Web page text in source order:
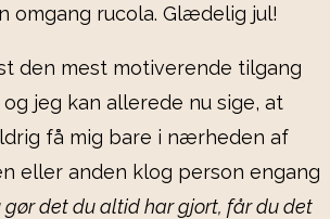
omgang rucola. Glædelig jul!
den mest motiverende tilgang
jeg kan allerede nu sige, at
få mig bare i nærheden af
eller anden klog person engang
gør det du altid har gjort, får du det